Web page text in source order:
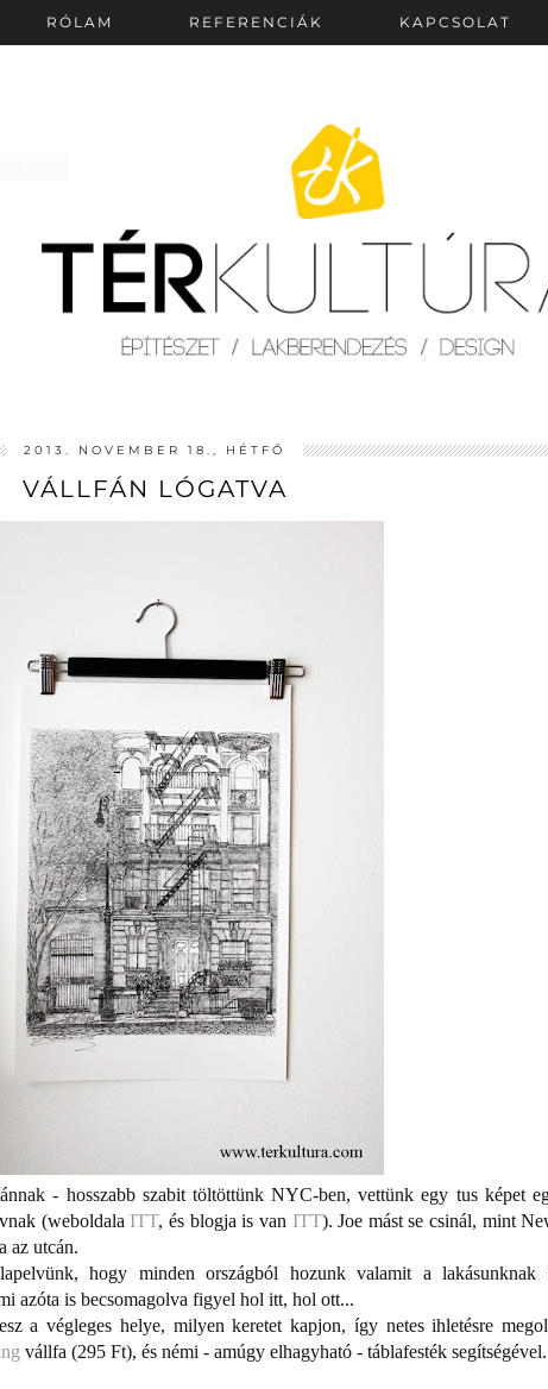
RÓLAM REFERENCIÁK KAPCSOLAT
2013. NOVEMBER 18., HÉTFŐ
VÁLLFÁN LÓGATVA
- hosszabb szabit töltöttünk NYC-ben, vettünk egy tus képet
(weboldala ITT, és blogja is van ITT). Joe mást se csinál, mint
az utcán.
hogy minden országból hozunk valamit a
azóta is becsomagolva figyel hol itt, hol ott...
a végleges helye, milyen keretet kapjon, így netes ihletésre
vállfa (295 Ft), és némi - amúgy elhagyható - táblafesték segítségével.